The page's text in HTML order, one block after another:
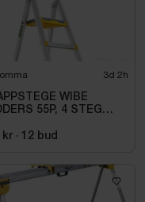
3d 2h
WIBE
55P, 4 STEG
kr · 12 bud